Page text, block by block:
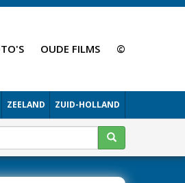
OUDE FILMS ©
ZEELAND ZUID-HOLLAND